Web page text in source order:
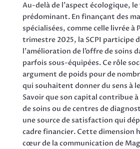
Au-delà de l’aspect écologique,
prédominant. En finançant des
spécialisées, comme celle livrée à
trimestre 2025, la SCPI participe
l’amélioration de l’offre de soins
parfois sous-équipées. Ce rôle
argument de poids pour de
qui souhaitent donner du sens à
Savoir que son capital contribue
de soins ou de centres de
une source de satisfaction qui
cadre financier. Cette dimension
cœur de la communication de